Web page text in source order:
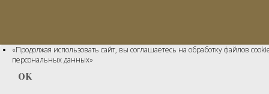
«Продолжая использовать сайт, вы соглашаетесь на обработку файлов
персональных данных»
OK